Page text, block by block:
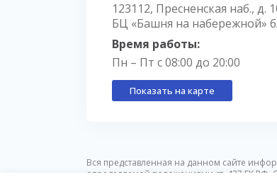
123112, Пресненская наб., д.
БЦ «Башня на набережной»
Время работы:
Пн – Пт с 08:00 до 20:00
Показать на карте
Вся представленная на данном сайте
определяемой положениями ст. 437 ГК